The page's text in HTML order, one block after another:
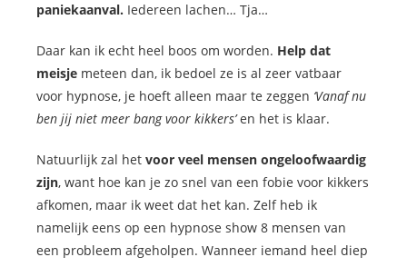
paniekaanval. Iedereen lachen… Tja…
Daar kan ik echt heel boos om worden. Help dat
meisje meteen dan, ik bedoel ze is al zeer vatbaar
voor hypnose, je hoeft alleen maar te zeggen ‘Vanaf nu
ben jij niet meer bang voor kikkers’en het is klaar.
Natuurlijk zal het voor veel mensen ongeloofwaardig
zijn, want hoe kan je zo snel van een fobie voor kikkers
afkomen, maar ik weet dat het kan. Zelf heb ik
namelijk eens op een hypnose show 8 mensen van
een probleem afgeholpen. Wanneer iemand heel diep